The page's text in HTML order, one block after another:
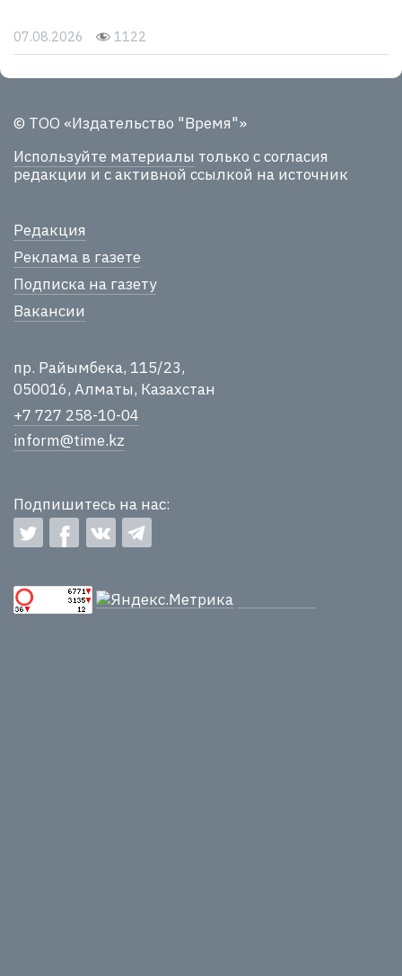
07.08.2026 1122
© ТОО «Издательство "Время"»
Используйте материалы только с согласия
редакции и с активной ссылкой на источник
Редакция
Реклама в газете
Подписка на газету
Вакансии
пр. Райымбека, 115/23,
050016, Алматы, Казахстан
+7 727 258-10-04
inform@time.kz
Подпишитесь на нас: